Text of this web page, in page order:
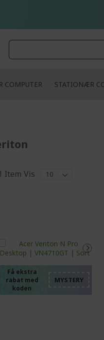
COMPUTER STATIONÆR
Item Vis
Få ekstra
rabat med
koden